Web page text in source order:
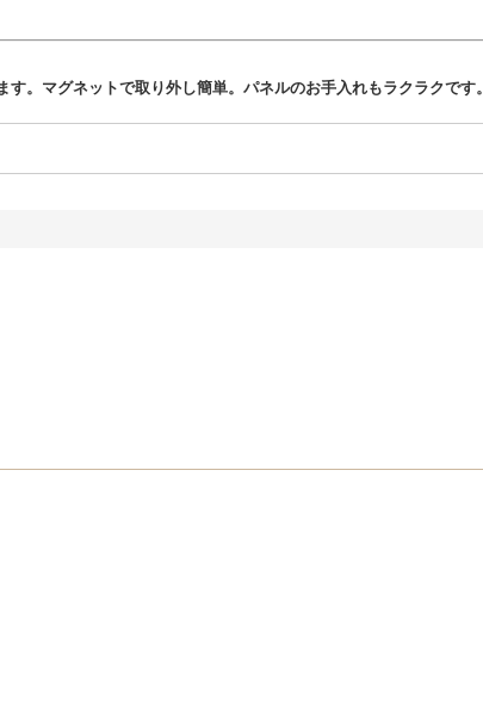
。マグネットで取り外し簡単。パネルのお手入れもラクラクです。